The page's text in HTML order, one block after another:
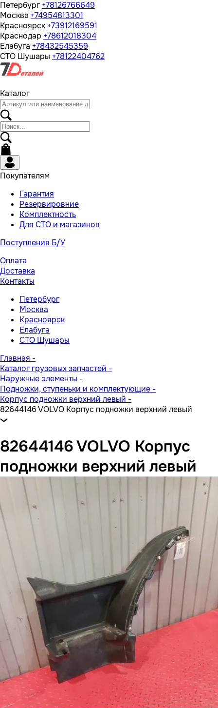
Петербург +78126766649
Москва +74954813301
Красноярск +73912169591
Краснодар +78612018304
Елабуга +78432545359
СТО Шушары +78122404762
Каталог
Покупателям
Гарантия
Резервировние
Комплектность
Для СТО и магазинов
Поступления Б/У
Оплата
Доставка
Контакты
Петербург
Москва
Красноярск
Елабуга
СТО Шушары
Главная -
Каталог грузовых запчастей -
Наружные элементы -
Подножки, ступеньки и комплектующие -
Корпус подножки верхний левый -
82644146 VOLVO Корпус подножки верхний левый
82644146 VOLVO Корпус
подножки верхний левый